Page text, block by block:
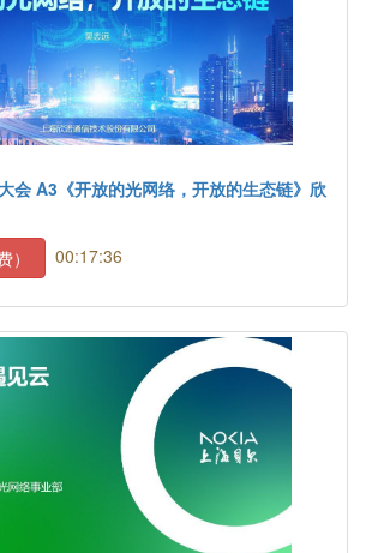
会 A3《开放的光网络，开放的生态链》欣
00:17:36